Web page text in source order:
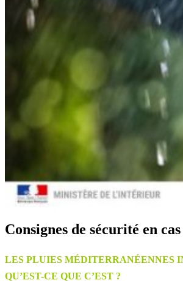
Consignes de sécurité en
LES PLUIES MÉDITERRANÉENNES
QU’EST-CE QUE C’EST ?